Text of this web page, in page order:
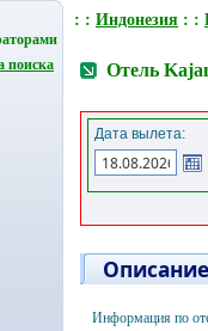
поиска
: : Индонезия : :
Отель
Дата вылета:
Информация по